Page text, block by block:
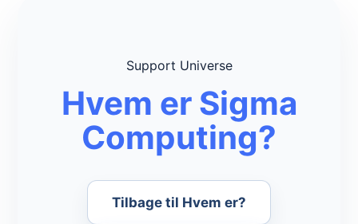
Support Universe
Hvem er Sigma
Computing?
Tilbage til Hvem er?